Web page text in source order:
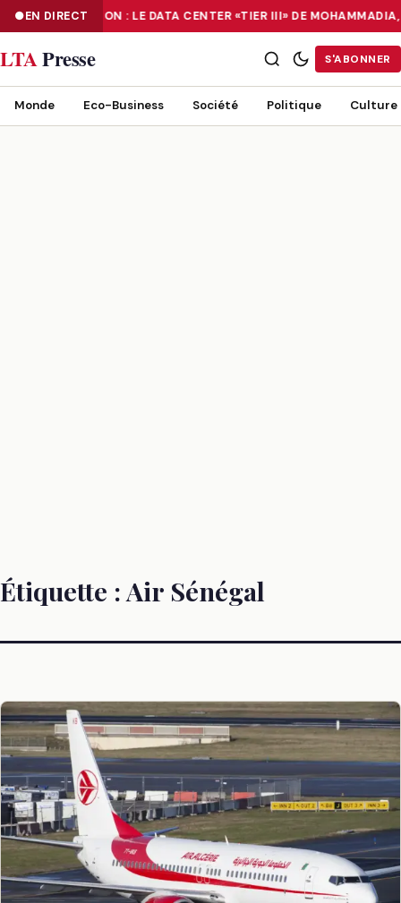
EN DIRECT
NUMÉRISATION : LE DATA CENTER «TIER III» DE
NUMÉRISATION : LE DATA CENTER «TIER III» DE MOHAMMADIA, UN
LTAPresse S'ABONNER
Monde Eco-Business Société Politique Culture
Étiquette : Air Sénégal